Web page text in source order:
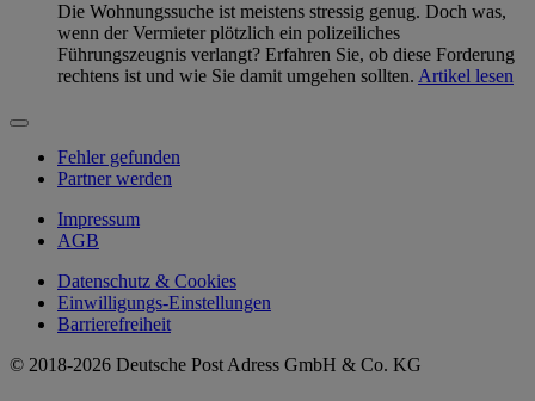
Die Wohnungssuche ist meistens stressig genug. Doch was,
wenn der Vermieter plötzlich ein polizeiliches
Führungszeugnis verlangt? Erfahren Sie, ob diese Forderung
rechtens ist und wie Sie damit umgehen sollten. Artikel lesen
Fehler gefunden
Partner werden
Impressum
AGB
Datenschutz & Cookies
Einwilligungs-Einstellungen
Barrierefreiheit
© 2018-2026 Deutsche Post Adress GmbH & Co. KG